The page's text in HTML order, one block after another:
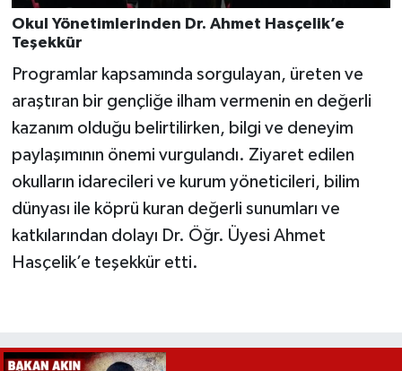
Okul Yönetimlerinden Dr. Ahmet Hasçelik’e
Teşekkür
Programlar kapsamında sorgulayan, üreten ve
araştıran bir gençliğe ilham vermenin en değerli
kazanım olduğu belirtilirken, bilgi ve deneyim
paylaşımının önemi vurgulandı. Ziyaret edilen
okulların idarecileri ve kurum yöneticileri, bilim
dünyası ile köprü kuran değerli sunumları ve
katkılarından dolayı Dr. Öğr. Üyesi Ahmet
Hasçelik’e teşekkür etti.